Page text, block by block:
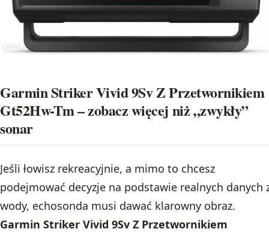
Garmin Striker Vivid 9Sv Z Przetwornikiem
Gt52Hw-Tm – zobacz więcej niż „zwykły”
sonar
Jeśli łowisz rekreacyjnie, a mimo to chcesz
podejmować decyzje na podstawie realnych danych
wody, echosonda musi dawać klarowny obraz.
Garmin Striker Vivid 9Sv Z Przetwornikiem